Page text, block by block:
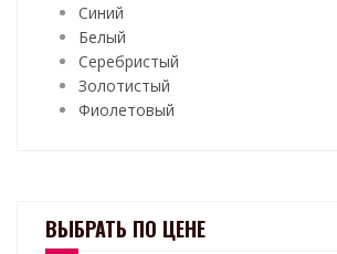
Синий
Белый
Серебристый
Золотистый
Фиолетовый
ВЫБРАТЬ ПО ЦЕНЕ